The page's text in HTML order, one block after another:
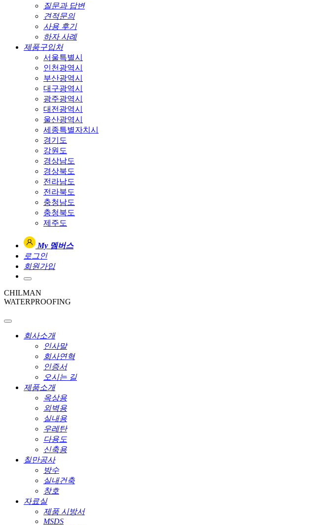
질문과 답변
견적문의
사용 후기
하자 사례
제품구입처
서울특별시
인천광역시
부산광역시
대구광역시
광주광역시
대전광역시
울산광역시
세종특별자치시
경기도
강원도
경상남도
경상북도
전라남도
전라북도
충청남도
충청북도
제주도
My 멤버스
로그인
회원가입
CHILMAN
WATERPROOFING
회사소개
인사말
회사연혁
인증서
오시는 길
제품소개
옥상용
외벽용
실내용
우레탄
다용도
신축용
칠만공사
방수
실내건축
창호
자료실
제품 시방서
MSDS